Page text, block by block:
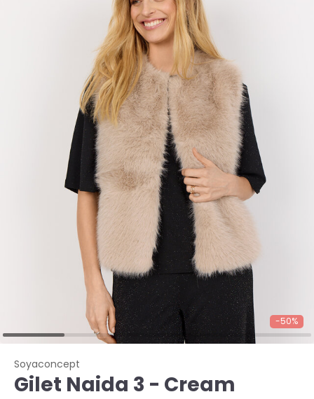
-50%
Soyaconcept
Gilet Naida 3 - Cream